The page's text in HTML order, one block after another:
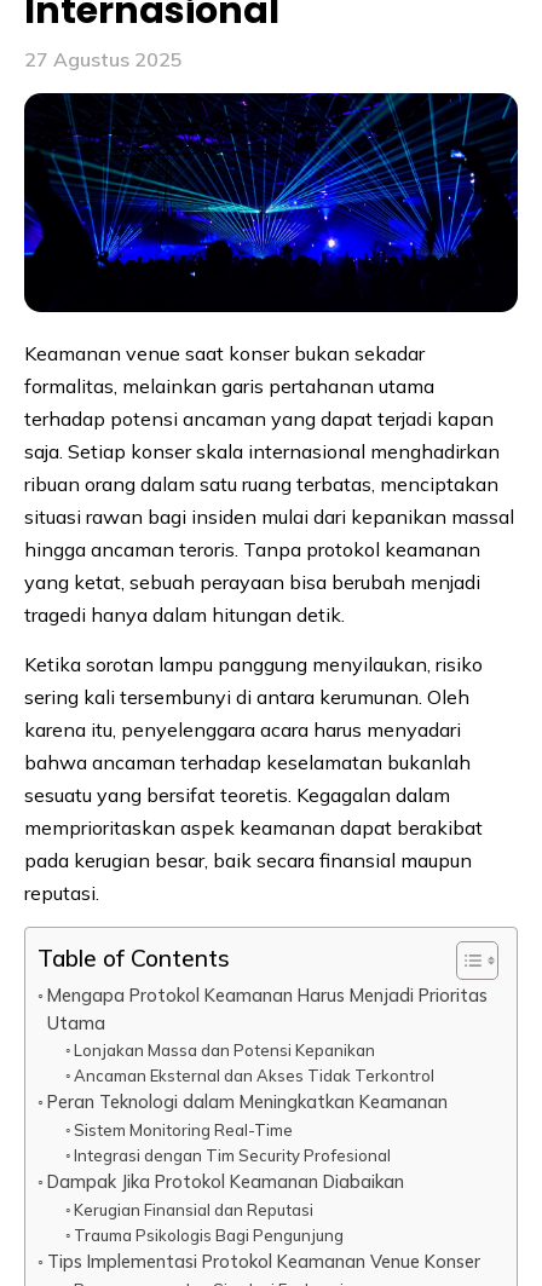
Internasional
27 Agustus 2025
Keamanan venue saat konser bukan sekadar
formalitas, melainkan garis pertahanan utama
terhadap potensi ancaman yang dapat terjadi kapan
saja. Setiap konser skala internasional menghadirkan
ribuan orang dalam satu ruang terbatas, menciptakan
situasi rawan bagi insiden mulai dari kepanikan massal
hingga ancaman teroris. Tanpa protokol keamanan
yang ketat, sebuah perayaan bisa berubah menjadi
tragedi hanya dalam hitungan detik.
Ketika sorotan lampu panggung menyilaukan, risiko
sering kali tersembunyi di antara kerumunan. Oleh
karena itu, penyelenggara acara harus menyadari
bahwa ancaman terhadap keselamatan bukanlah
sesuatu yang bersifat teoretis. Kegagalan dalam
memprioritaskan aspek keamanan dapat berakibat
pada kerugian besar, baik secara finansial maupun
reputasi.
Table of Contents
Mengapa Protokol Keamanan Harus Menjadi Prioritas
Utama
Lonjakan Massa dan Potensi Kepanikan
Ancaman Eksternal dan Akses Tidak Terkontrol
Peran Teknologi dalam Meningkatkan Keamanan
Sistem Monitoring Real-Time
Integrasi dengan Tim Security Profesional
Dampak Jika Protokol Keamanan Diabaikan
Kerugian Finansial dan Reputasi
Trauma Psikologis Bagi Pengunjung
Tips Implementasi Protokol Keamanan Venue Konser